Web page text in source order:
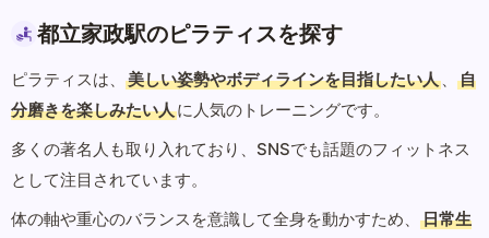
都立家政駅のピラティスを探す
ピラティスは、 美しい姿勢やボディラインを目指したい人 、
自
分磨きを楽しみたい人に人気のトレーニングです。
多くの著名人も取り入れており、SNSでも話題のフィットネス
として注目されています。
体の軸や重心のバランスを意識して全身を動かすため、
日常生